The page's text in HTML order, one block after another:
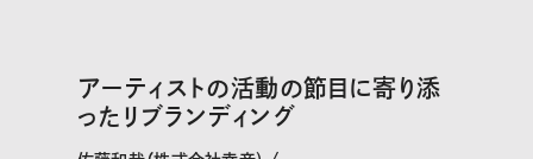
アーティストの活動の節目に寄り添
ったリブランディング